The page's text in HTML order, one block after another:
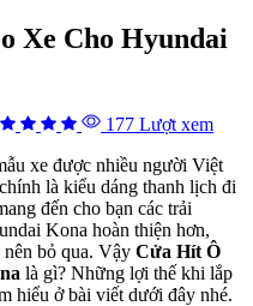
Xe Cho Hyundai
177 Lượt xem
xe được nhiều người Việt
là kiểu dáng thanh lịch đi
đến cho bạn các trải
Kona hoàn thiện hơn,
bỏ qua. Vậy Cửa Hít Ô
là gì? Những lợi thế khi lắp
hiểu ở bài viết dưới đây nhé.